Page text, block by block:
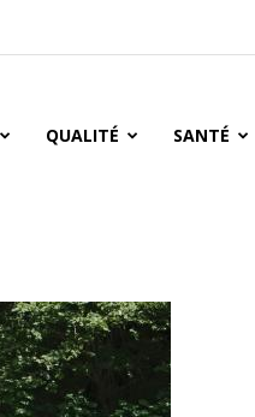
QUALITÉ SANTÉ